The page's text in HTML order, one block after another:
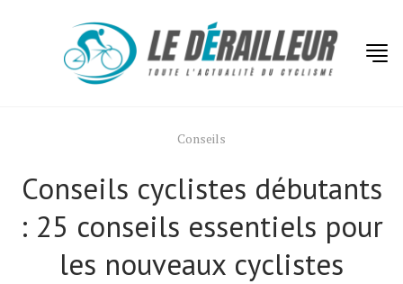
Conseils
Conseils cyclistes débutants
: 25 conseils essentiels pour
les nouveaux cyclistes